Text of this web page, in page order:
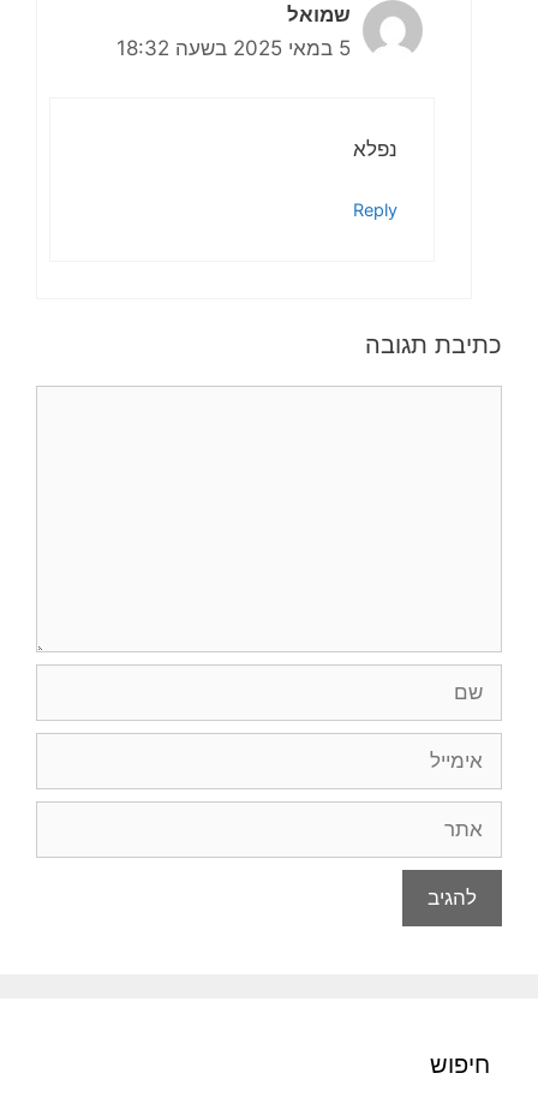
שמואל
5 במאי 2025 בשעה 18:32
נפלא
Reply
כתיבת תגובה
חיפוש